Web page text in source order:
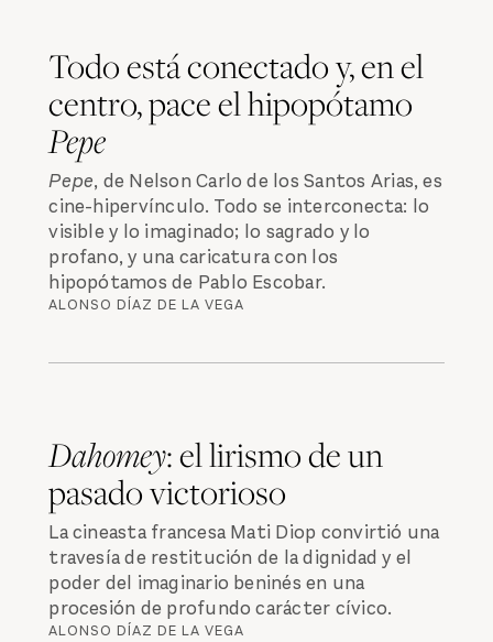
Todo está conectado y, en el
centro, pace el hipopótamo
Pepe
Pepe, de Nelson Carlo de los Santos Arias, es
cine-hipervínculo. Todo se interconecta: lo
visible y lo imaginado; lo sagrado y lo
profano, y una caricatura con los
hipopótamos de Pablo Escobar.
ALONSO DÍAZ DE LA VEGA
Dahomey: el lirismo de un
pasado victorioso
La cineasta francesa Mati Diop convirtió una
travesía de restitución de la dignidad y el
poder del imaginario beninés en una
procesión de profundo carácter cívico.
ALONSO DÍAZ DE LA VEGA